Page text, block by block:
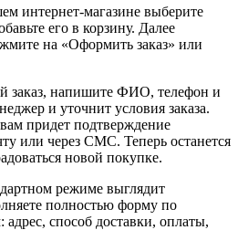
интернет-магазине выберите
его в корзину. Далее
на «Оформить заказ» или
заказ, напишите ФИО, телефон и
и уточнит условия заказа.
придет подтверждение
или через СМС. Теперь останется
новой покупке.
режиме выглядит
полностью форму по
способ доставки, оплаты,